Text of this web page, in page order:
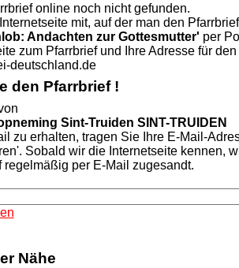
online noch nicht gefunden.
mit, auf der man den
Andachten zur Gottesmutter' per
zum Pfarrbrief und Ihre Adresse für
deutschland.de
den Pfarrbrief !
Sint-Truiden SINT-TRUIDEN
zu erhalten, tragen Sie Ihre E-Mail-
Sobald wir die Internetseite kennen,
regelmäßig per E-Mail zugesandt.
Nähe